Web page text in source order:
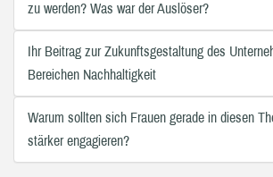
zu werden? Was war der Auslöser?
Ihr Beitrag zur Zukunftsgestaltung des
Bereichen Nachhaltigkeit
Warum sollten sich Frauen gerade in diesen
stärker engagieren?